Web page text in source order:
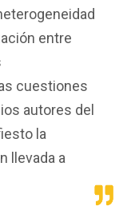
entre
cuestiones
autores del
la
llevada a